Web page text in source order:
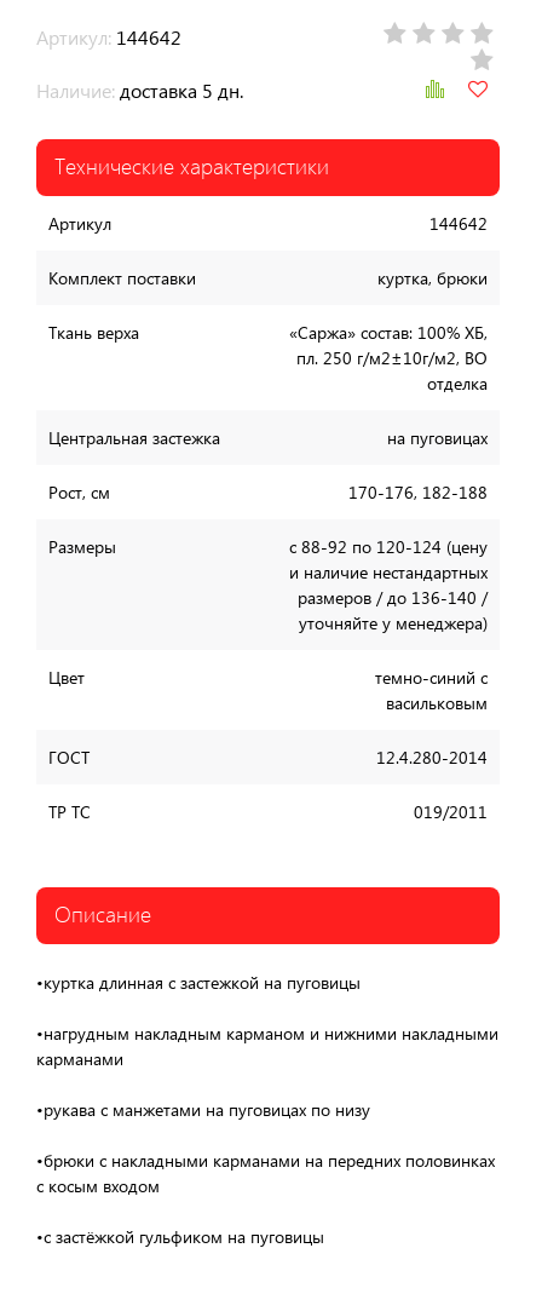
Артикул: 144642
Наличие: доставка 5 дн.
Технические характеристики
Артикул 144642
Комплект поставки куртка, брюки
Ткань верха
«Саржа» состав: 100% ХБ,
пл. 250 г/м2±10г/м2, ВО
отделка
Центральная застежка на пуговицах
Рост, см 170-176, 182-188
Размеры
с 88-92 по 120-124 (цену
и наличие нестандартных
размеров / до 136-140 /
уточняйте у менеджера)
Цвет
темно-синий с
васильковым
ГОСТ 12.4.280-2014
ТР ТС 019/2011
Описание
•куртка длинная с застежкой на пуговицы
•нагрудным накладным карманом и нижними накладными
карманами
•рукава с манжетами на пуговицах по низу
•брюки с накладными карманами на передних половинках
с косым входом
•с застёжкой гульфиком на пуговицы